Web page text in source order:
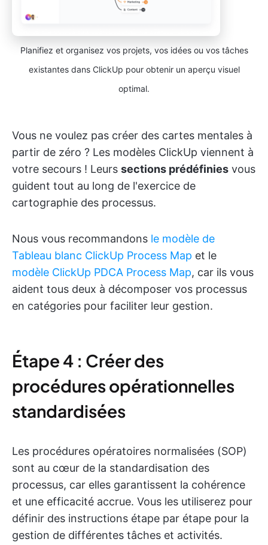
Planifiez et organisez vos projets, vos idées ou vos tâches
existantes dans ClickUp pour obtenir un aperçu visuel
optimal.
Vous ne voulez pas créer des cartes mentales à
partir de zéro ? Les modèles ClickUp viennent à
votre secours ! Leurs sections prédéfinies vous
guident tout au long de l'exercice de
cartographie des processus.
Nous vous recommandons le modèle de
Tableau blanc ClickUp Process Map et le
modèle ClickUp PDCA Process Map, car ils vous
aident tous deux à décomposer vos processus
en catégories pour faciliter leur gestion.
Étape 4 : Créer des
procédures opérationnelles
standardisées
Les procédures opératoires normalisées (SOP)
sont au cœur de la standardisation des
processus, car elles garantissent la cohérence
et une efficacité accrue. Vous les utiliserez pour
définir des instructions étape par étape pour la
gestion de différentes tâches et activités.